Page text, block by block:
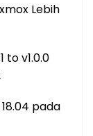
Lebih
to v1.0.0
pada